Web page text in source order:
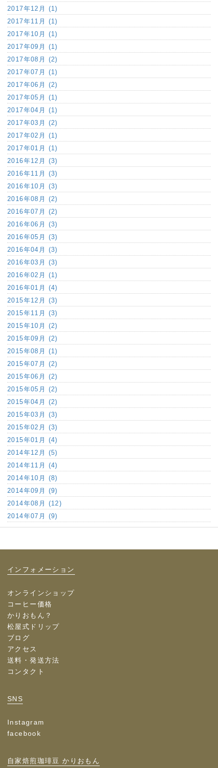
2017年12月 (1)
2017年11月 (1)
2017年10月 (1)
2017年09月 (1)
2017年08月 (2)
2017年07月 (1)
2017年06月 (2)
2017年05月 (1)
2017年04月 (1)
2017年03月 (2)
2017年02月 (1)
2017年01月 (1)
2016年12月 (3)
2016年11月 (3)
2016年10月 (3)
2016年08月 (2)
2016年07月 (2)
2016年06月 (3)
2016年05月 (3)
2016年04月 (3)
2016年03月 (3)
2016年02月 (1)
2016年01月 (4)
2015年12月 (3)
2015年11月 (3)
2015年10月 (2)
2015年09月 (2)
2015年08月 (1)
2015年07月 (2)
2015年06月 (2)
2015年05月 (2)
2015年04月 (2)
2015年03月 (3)
2015年02月 (3)
2015年01月 (4)
2014年12月 (5)
2014年11月 (4)
2014年10月 (8)
2014年09月 (9)
2014年08月 (12)
2014年07月 (9)
インフォメーション
オンラインショップ
コーヒー価格
かりおもん？
松屋式ドリップ
ブログ
アクセス
送料・発送方法
コンタクト
SNS
Instagram
facebook
自家焙煎珈琲豆 かりおもん